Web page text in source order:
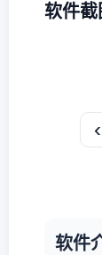
软件截
‹
软件